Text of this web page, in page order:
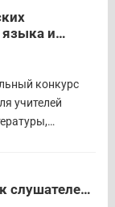
для повышения
и
к
языка и
конкурс
учителей
преподавании
Цели
слушателей